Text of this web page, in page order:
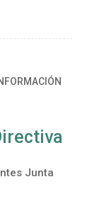
Junta